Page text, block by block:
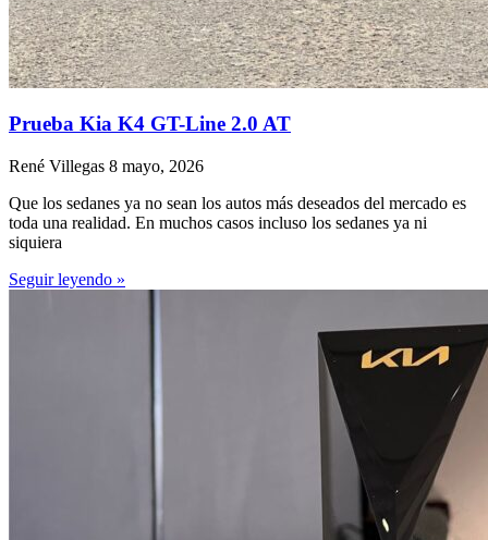
Prueba Kia K4 GT-Line 2.0 AT
René Villegas 8 mayo, 2026
Que los sedanes ya no sean los autos más deseados del mercado es
toda una realidad. En muchos casos incluso los sedanes ya ni
siquiera
Seguir leyendo »